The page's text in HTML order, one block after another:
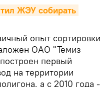
ЖЭУ собирать
опыт сортировки
ОАО "Темиз
первый
на территории
а с 2010 года -